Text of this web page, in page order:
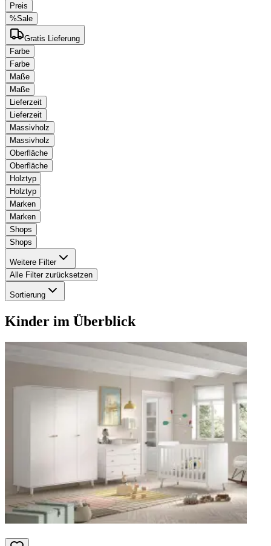
Preis
%Sale
Gratis Lieferung
Farbe
Farbe
Maße
Maße
Lieferzeit
Lieferzeit
Massivholz
Massivholz
Oberfläche
Oberfläche
Holztyp
Holztyp
Marken
Marken
Shops
Shops
Weitere Filter
Alle Filter zurücksetzen
Sortierung
Kinder im Überblick